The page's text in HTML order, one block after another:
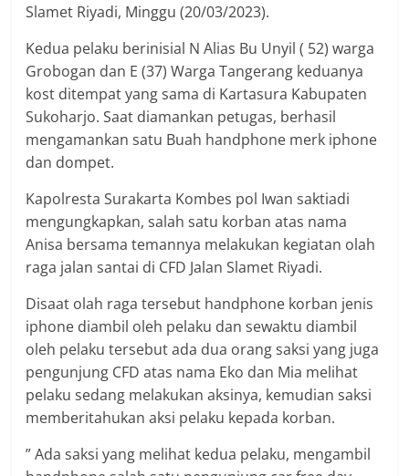
Slamet Riyadi, Minggu (20/03/2023).
Kedua pelaku berinisial N Alias Bu Unyil ( 52) warga
Grobogan dan E (37) Warga Tangerang keduanya
kost ditempat yang sama di Kartasura Kabupaten
Sukoharjo. Saat diamankan petugas, berhasil
mengamankan satu Buah handphone merk iphone
dan dompet.
Kapolresta Surakarta Kombes pol Iwan saktiadi
mengungkapkan, salah satu korban atas nama
Anisa bersama temannya melakukan kegiatan olah
raga jalan santai di CFD Jalan Slamet Riyadi.
Disaat olah raga tersebut handphone korban jenis
iphone diambil oleh pelaku dan sewaktu diambil
oleh pelaku tersebut ada dua orang saksi yang juga
pengunjung CFD atas nama Eko dan Mia melihat
pelaku sedang melakukan aksinya, kemudian saksi
memberitahukan aksi pelaku kepada korban.
” Ada saksi yang melihat kedua pelaku, mengambil